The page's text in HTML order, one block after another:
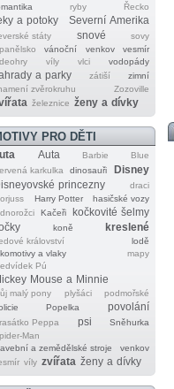
ryby Řecko
a potoky Severní Amerika
státy snové
sovy
vánoční venkov
vesmír
víly vlci vodopády
a parky zátiší
zimní
zvěrokruhu
Zozoville
železnice ženy a dívky
PRO DĚTI
Auta Barbie
Blue
karkulka
dinosauři
Disney
princezny
draci
Harry Potter
hasičské vozy
Kačeři
kočkovité šelmy
koně kreslené
království
lodě
a vlaky
mapy
Pú
Mouse a Minnie
malý pony plyšáci
podmořské
Popelka povolání
Peppa psi
Sněhurka
a zemědělské stroje
venkov
víly zvířata ženy a dívky